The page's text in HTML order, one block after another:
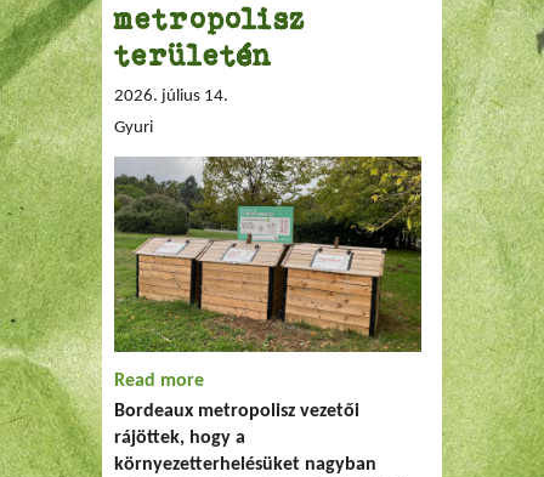
metropolisz
területén
2026. július 14.
Gyuri
Read more about Költség-haszon elemzés a
közösségi komposztálásról Bordeaux
metropolisz területén
Bordeaux metropolisz vezetői
rájöttek, hogy a
környezetterhelésüket nagyban